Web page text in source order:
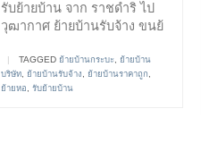
รับย้ายบ้าน จาก ราชดำริ ไป
วุฒากาศ ย้ายบ้านรับจ้าง ขนย้
| TAGGED ย้ายบ้านกระบะ, ย้ายบ้าน
บริษัท, ย้ายบ้านรับจ้าง, ย้ายบ้านราคาถูก,
ย้ายหอ, รับย้ายบ้าน